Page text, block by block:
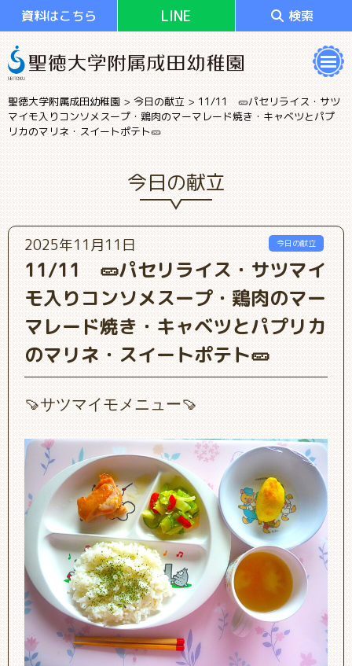
資料はこちら LINE 検索
聖徳大学附属成田幼稚園>今日の献立>11/11 🥒パセリライス・サツ
マイモ入りコンソメスープ・鶏肉のマーマレード焼き・キャベツとパプ
リカのマリネ・スイートポテト🥒
今日の献立
2025年11月11日
11/11 🥒パセリライス・サツマイ
モ入りコンソメスープ・鶏肉のマー
マレード焼き・キャベツとパプリカ
のマリネ・スイートポテト🥒
今日の献立
🍠サツマイモメニュー🍠